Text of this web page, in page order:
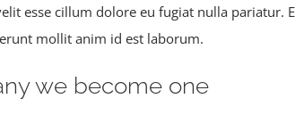
esse cillum dolore eu fugiat nulla pariatur.
mollit anim id est laborum.
we become one